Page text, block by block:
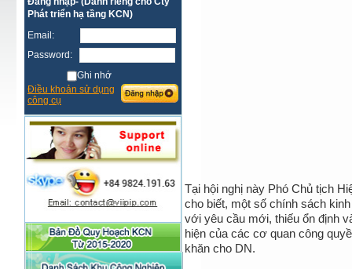
Phát triển hạ tầng KCN)
Email:
Password:
Ghi nhớ
Điều khoản sử dụng
công cụ
Tại hội nghị này Phó Chủ tịch
cho biết, một số chính sách
với yêu cầu mới, thiếu ổn định
hiện của các cơ quan công
khăn cho DN.